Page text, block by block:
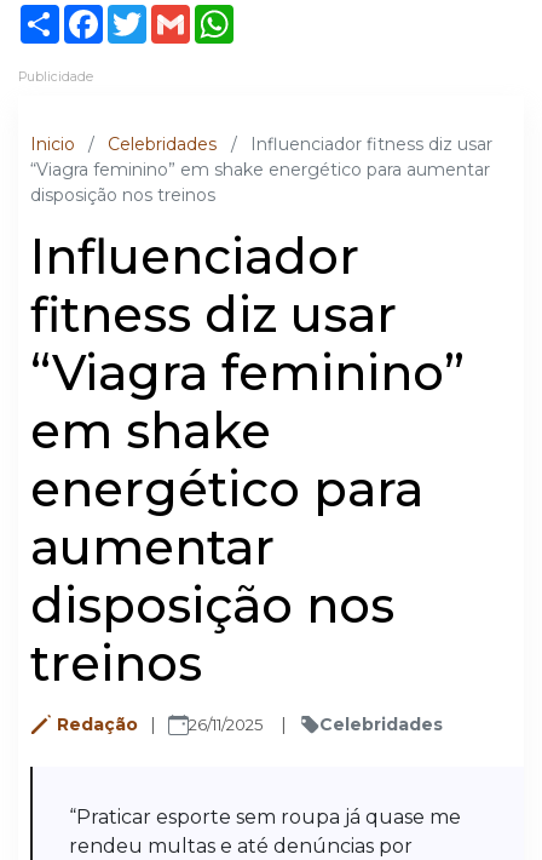
ShareFacebook
TwitterGmail
Publicidade
Inicio / Celebridades /
Influenciador fitness diz usar
“Viagra feminino” em shake energético para aumentar
disposição nos treinos
Influenciador
fitness diz usar
“Viagra feminino”
em shake
energético para
aumentar
disposição nos
treinos
Redação 26/11/2025 Celebridades
“Praticar esporte sem roupa já quase me
rendeu multas e até denúncias por